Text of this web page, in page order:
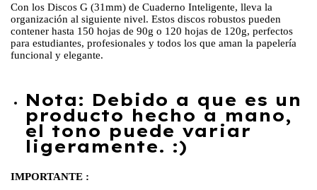
Con los Discos G (31mm) de Cuaderno Inteligente, lleva la
organización al siguiente nivel. Estos discos robustos pueden
contener hasta 150 hojas de 90g o 120 hojas de 120g, perfectos
para estudiantes, profesionales y todos los que aman la papelería
funcional y elegante.
Nota: Debido a que es un
producto hecho a mano,
el tono puede variar
ligeramente. :)
IMPORTANTE :